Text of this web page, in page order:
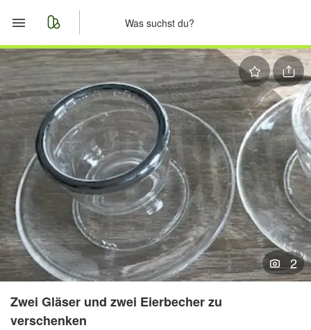
Start
Merkliste
Nachrichten
Anzeige aufgeben
2
Zwei Gläser und zwei Eierbecher zu
verschenken